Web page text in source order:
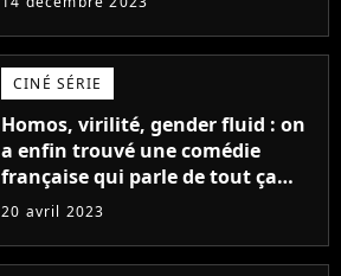
CINÉ SÉRIE
Homos, virilité, gender fluid : on
a enfin trouvé une comédie
française qui parle de tout ça
sans être super ringarde
20 avril 2023